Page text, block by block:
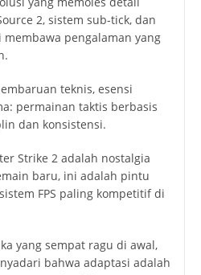
2, sistem sub-tick, dan
pengalaman yang
teknis, esensi
permainan taktis berbasis
dan konsistensi.
Strike 2 adalah nostalgia
baru, ini adalah pintu
FPS paling kompetitif di
yang sempat ragu di awal,
bahwa adaptasi adalah